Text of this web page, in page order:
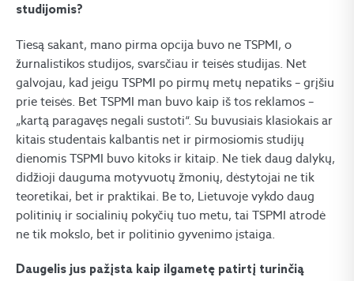
studijomis?
Tiesą sakant, mano pirma opcija buvo ne TSPMI, o
žurnalistikos studijos, svarsčiau ir teisės studijas. Net
galvojau, kad jeigu TSPMI po pirmų metų nepatiks – grįšiu
prie teisės. Bet TSPMI man buvo kaip iš tos reklamos –
„kartą paragavęs negali sustoti“. Su buvusiais klasiokais ar
kitais studentais kalbantis net ir pirmosiomis studijų
dienomis TSPMI buvo kitoks ir kitaip. Ne tiek daug dalykų,
didžioji dauguma motyvuotų žmonių, dėstytojai ne tik
teoretikai, bet ir praktikai. Be to, Lietuvoje vykdo daug
politinių ir socialinių pokyčių tuo metu, tai TSPMI atrodė
ne tik mokslo, bet ir politinio gyvenimo įstaiga.
Daugelis jus pažįsta kaip ilgametę patirtį turinčią